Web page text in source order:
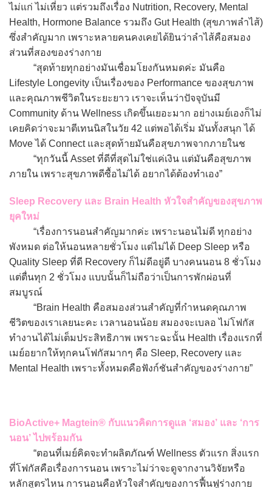
ไม่แก่ ไม่เหี่ยว แต่รวมถึงเรื่อง Nutrition, Recovery, Mental
Health, Hormone Balance รวมถึง Gut Health (สุขภาพลำไส้)
ซึ่งสำคัญมาก เพราะหลายคนคงเคยได้ยินว่าลำไส้คือสมอง
ส่วนที่สองของร่างกาย
“สุดท้ายทุกอย่างมันเชื่อมโยงกันหมดค่ะ มันคือ
Lifestyle Longevity เป็นเรื่องของ Performance ของสุขภาพ
และคุณภาพชีวิตในระยะยาว เราจะเห็นว่าปัจจุบันมี
Community ด้าน Wellness เกิดขึ้นเยอะมาก อย่างเมย์เองก็ไม่
เคยคิดว่าจะมาตีเทนนิสในวัย 42 แต่พอได้เริ่ม มันทั้งสนุก ได้
Move ได้ Connect และสุดท้ายมันคือสุขภาพจากภายในช
“ทุกวันนี้ Asset ที่ดีที่สุดไม่ใช่แค่เงิน แต่มันคือสุขภาพ
ภายใน เพราะสุขภาพดีซื้อไม่ได้ อยากได้ต้องทำเอง”
Sleep Recovery และ Brain Health หัวใจสำคัญของสุขภาพ
ยุคใหม่
“เรื่องการนอนสำคัญมากค่ะ เพราะนอนไม่ดี ทุกอย่าง
พังหมด ต่อให้นอนหลายชั่วโมง แต่ไม่ได้ Deep Sleep หรือ
Quality Sleep ที่ดี Recovery ก็ไม่ดีอยู่ดี บางคนนอน 8 ชั่วโมง
แต่ตื่นทุก 2 ชั่วโมง แบบนั้นก็ไม่ถือว่าเป็นการพักผ่อนที่
สมบูรณ์
“Brain Health คือสมองส่วนสำคัญที่กำหนดคุณภาพ
ชีวิตของเราเลยนะคะ เวลานอนน้อย สมองจะเบลอ ไม่โฟกัส
ทำงานได้ไม่เต็มประสิทธิภาพ เพราะฉะนั้น Health เรื่องแรกที่
เมย์อยากให้ทุกคนโฟกัสมากๆ คือ Sleep, Recovery และ
Mental Health เพราะทั้งหมดคือฟังก์ชันสำคัญของร่างกาย”
BioActive+ Magtein® กับแนวคิดการดูแล ‘สมอง’ และ ‘การ
นอน’ ไปพร้อมกัน
“ตอนที่เมย์คิดจะทำผลิตภัณฑ์ Wellness ตัวแรก สิ่งแรก
ที่โฟกัสคือเรื่องการนอน เพราะไม่ว่าจะดูจากงานวิจัยหรือ
หลักสูตรไหน การนอนคือหัวใจสำคัญของการฟื้นฟูร่างกาย